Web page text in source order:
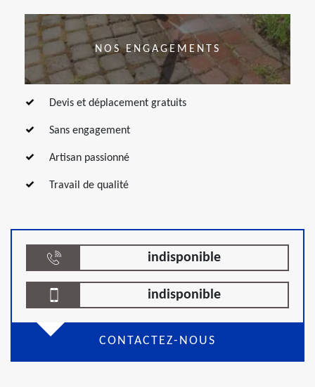
NOS ENGAGEMENTS
Devis et déplacement gratuits
Sans engagement
Artisan passionné
Travail de qualité
indisponible
indisponible
CONTACTEZ-NOUS